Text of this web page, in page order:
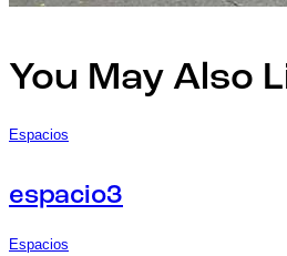
You May Also
Espacios
espacio3
Espacios